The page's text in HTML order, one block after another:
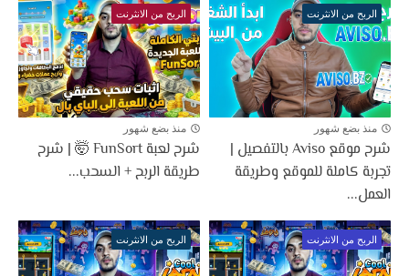
الربح من الانثرنت
منذ بضع شهور
شرح موقع Aviso بالتفصيل |
تجربة كاملة للموقع وطريقة
العمل...
الربح من الانثرنت
منذ بضع شهور
شرح لعبة FunSort 🤯 | شرح
طريقة الربح + السحب...
الربح من الانثرنت الربح من الانثرنت